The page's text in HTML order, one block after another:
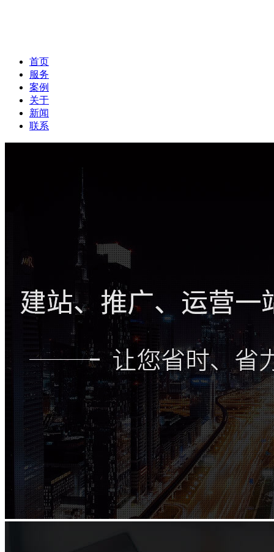
首页
服务
案例
关于
新闻
联系